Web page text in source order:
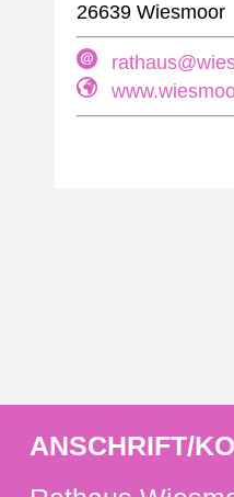
26639 Wiesmoor
ANSCHRIFT/